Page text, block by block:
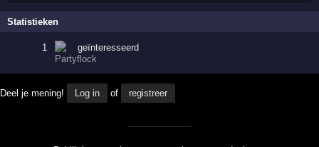
Statistieken
1 geïnteresseerd
Deel je mening! Log in of registreer